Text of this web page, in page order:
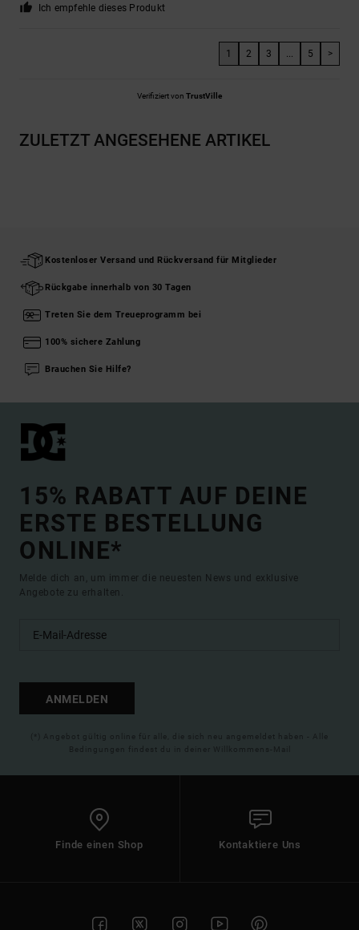
Ich empfehle dieses Produkt
1 2 3 ... 5 >
Verifiziert von TrustVille
ZULETZT ANGESEHENE ARTIKEL
Kostenloser Versand und Rückversand für Mitglieder
Rückgabe innerhalb von 30 Tagen
Treten Sie dem Treueprogramm bei
100% sichere Zahlung
Brauchen Sie Hilfe?
15% RABATT AUF DEINE
ERSTE BESTELLUNG
ONLINE*
Melde dich an, um immer die neuesten News und exklusive
Angebote zu erhalten.
ANMELDEN
(*) Angebot gültig online für alle, die sich neu angemeldet haben - Alle
Bedingungen findest du in deiner Willkommens-Mail
Finde einen Shop Kontaktiere Uns